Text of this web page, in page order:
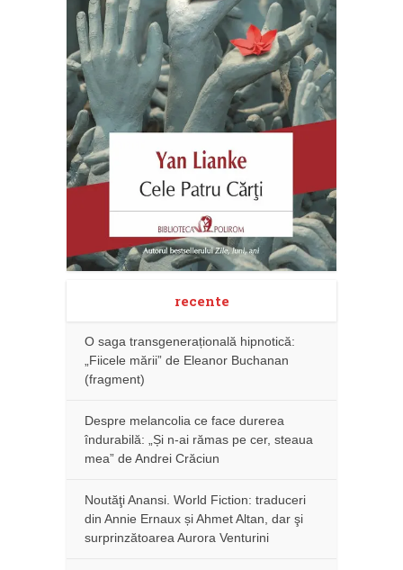
recente
O saga transgenerațională hipnotică:
„Fiicele mării” de Eleanor Buchanan
(fragment)
Despre melancolia ce face durerea
îndurabilă: „Și n-ai rămas pe cer, steaua
mea” de Andrei Crăciun
Noutăţi Anansi. World Fiction: traduceri
din Annie Ernaux și Ahmet Altan, dar şi
surprinzătoarea Aurora Venturini